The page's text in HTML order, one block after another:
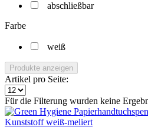
abschließbar
Farbe
weiß
Produkte anzeigen
Artikel pro Seite:
Für die Filterung wurden keine